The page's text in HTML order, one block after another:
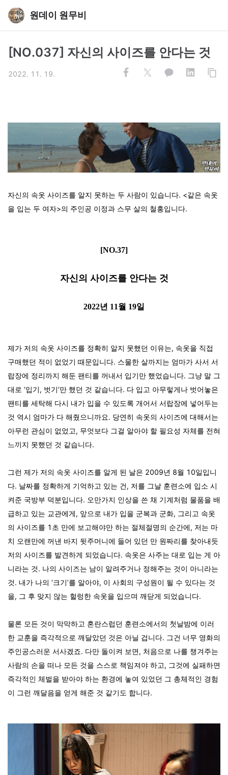
원데이 원무비
[NO.037] 자신의 사이즈를 안다는 것
2022. 11. 19.
자신의 속옷 사이즈를 알지 못하는 두 사람이 있습니다. <같은 속옷
을 입는 두 여자>의 주인공 이정과 스무 살의 철홍입니다.
[NO.37]
자신의 사이즈를 안다는 것
2022년 11월 19일
제가 저의 속옷 사이즈를 정확히 알지 못했던 이유는, 속옷을 직접
구매했던 적이 없었기 때문입니다. 스물한 살까지는 엄마가 사서 서
랍장에 정리까지 해둔 팬티를 꺼내서 입기만 했었습니다. 그냥 말 그
대로 ‘입기, 벗기’만 했던 것 같습니다. 다 입고 아무렇게나 벗어놓은
팬티를 세탁해 다시 내가 입을 수 있도록 개어서 서랍장에 넣어두는
것 역시 엄마가 다 해줬으니까요. 당연히 속옷의 사이즈에 대해서는
아무런 관심이 없었고, 무엇보다 그걸 알아야 할 필요성 자체를 전혀
느끼지 못했던 것 같습니다.
그런 제가 저의 속옷 사이즈를 알게 된 날은 2009년 8월 10일입니
다. 날짜를 정확하게 기억하고 있는 건, 저를 그날 훈련소에 입소 시
켜준 국방부 덕분입니다. 오만가지 인상을 쓴 채 기계처럼 물품을 배
급하고 있는 교관에게, 앞으로 내가 입을 군복과 군화, 그리고 속옷
의 사이즈를 1초 만에 보고해야만 하는 절체절명의 순간에, 저는 마
치 오랜만에 꺼낸 바지 뒷주머니에 들어 있던 만 원짜리를 찾아내듯
저의 사이즈를 발견하게 되었습니다. 속옷은 사주는 대로 입는 게 아
니라는 것. 나의 사이즈는 남이 알려주거나 정해주는 것이 아니라는
것. 내가 나의 ‘크기’를 알아야, 이 사회의 구성원이 될 수 있다는 것
을, 그 후 맞지 않는 헐렁한 속옷을 입으며 깨닫게 되었습니다.
물론 모든 것이 막막하고 혼란스럽던 훈련소에서의 첫날밤에 이러
한 교훈을 즉각적으로 깨달았던 것은 아닐 겁니다. 그건 너무 영화의
주인공스러운 서사겠죠. 다만 돌이켜 보면, 처음으로 나를 챙겨주는
사람의 손을 떠나 모든 것을 스스로 책임져야 하고, 그것에 실패하면
즉각적인 체벌을 받아야 하는 환경에 놓여 있었던 그 총체적인 경험
이 그런 깨달음을 얻게 해준 것 같기도 합니다.